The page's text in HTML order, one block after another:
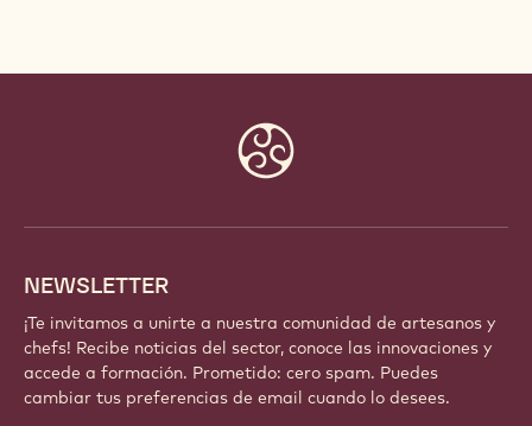
NEWSLETTER
¡Te invitamos a unirte a nuestra comunidad de artesanos y
chefs! Recibe noticias del sector, conoce las innovaciones y
accede a formación. Prometido: cero spam. Puedes
cambiar tus preferencias de email cuando lo desees.